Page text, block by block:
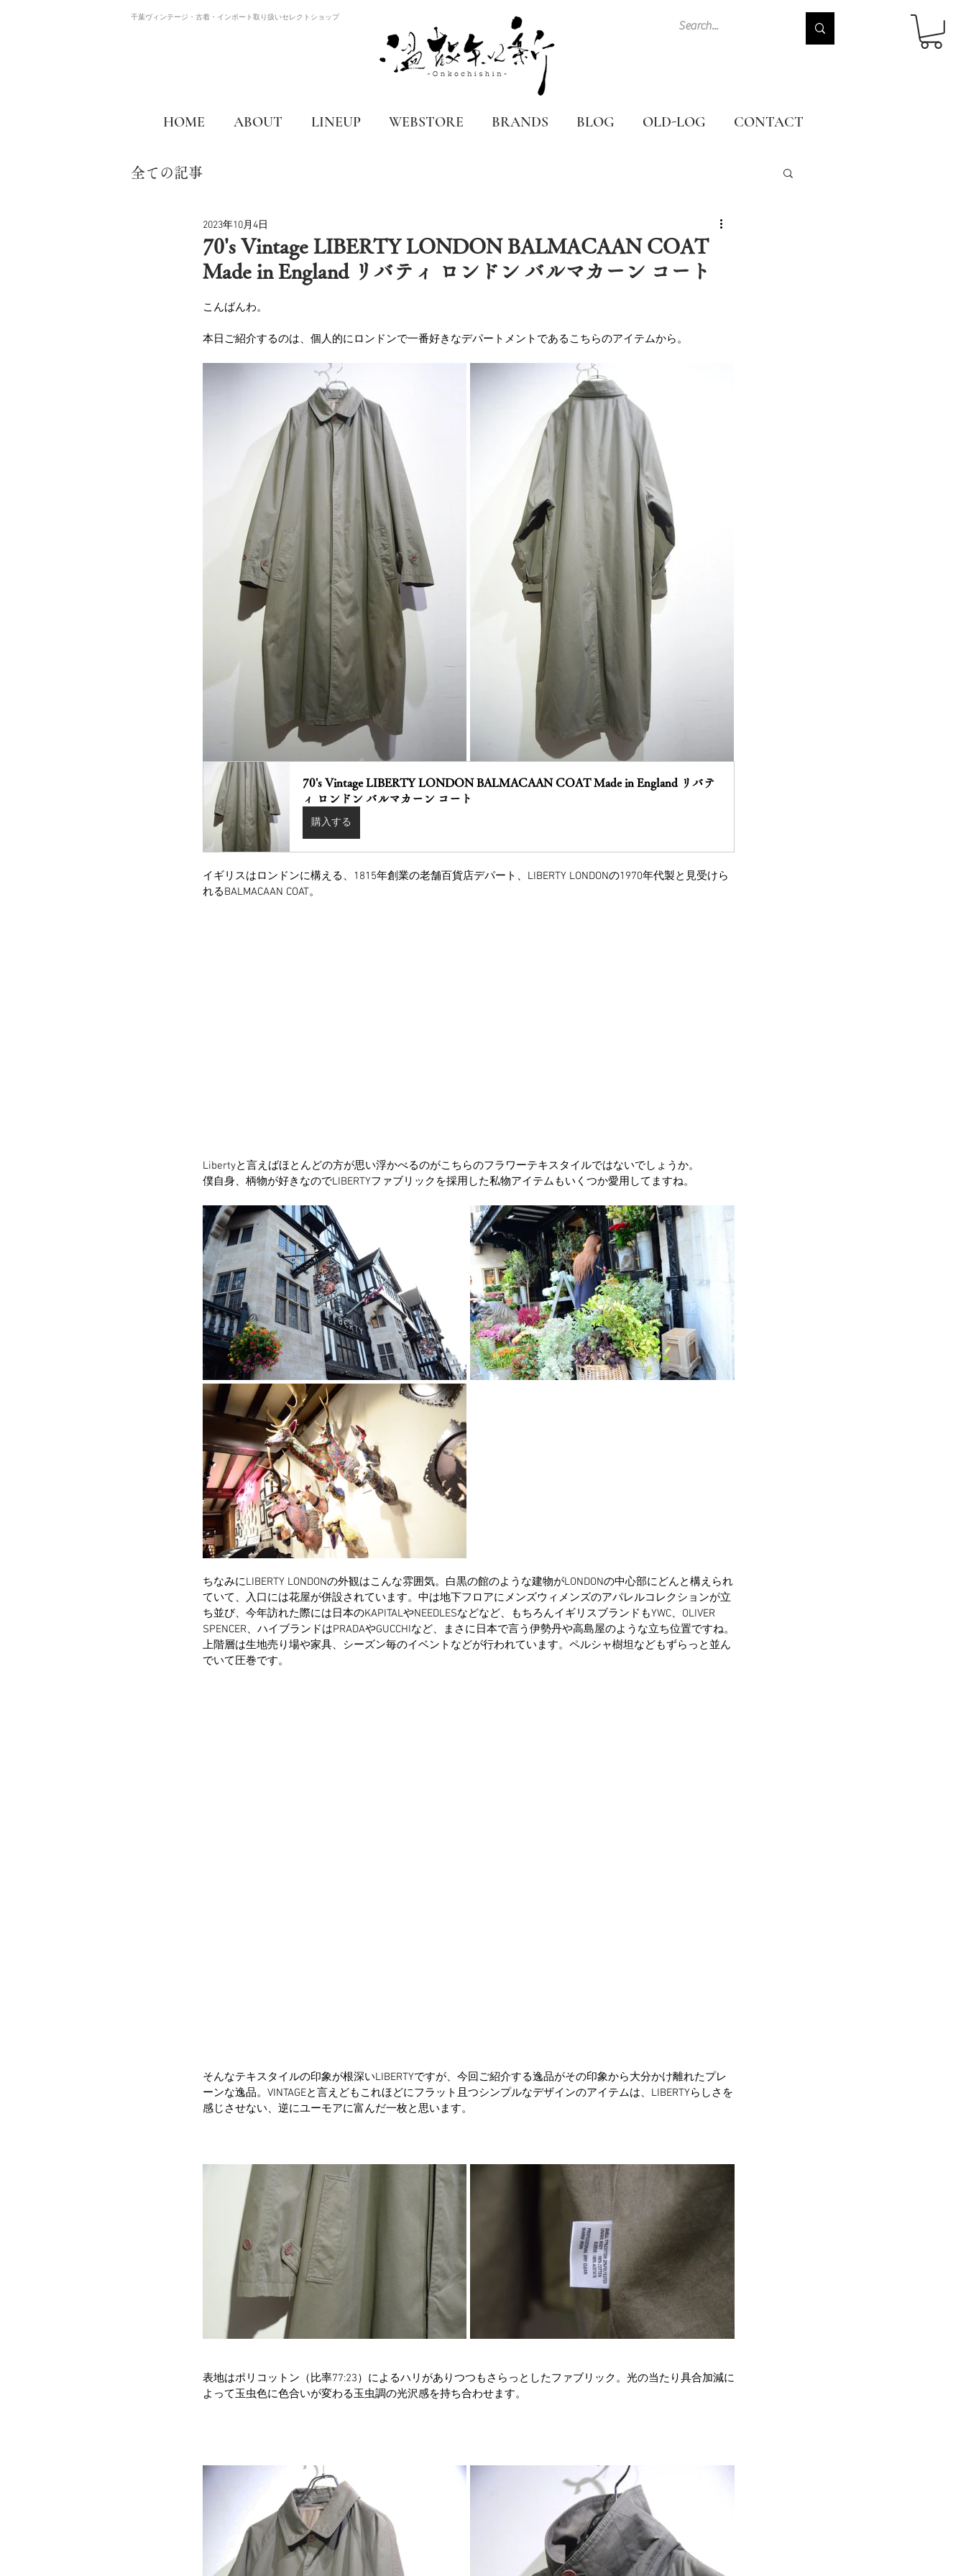
千葉ヴィンテージ・古着・インポート取り扱いセレクトショップ
HOME ABOUT LINEUP WEBSTORE BRANDS BLOG OLD-LOG CONTACT
全ての記事
70's Vintage LIBERTY LONDON BALMACAAN COAT
Made in England リバティ ロンドン バルマカーン コート
2023年10月4日
こんばんわ。
本日ご紹介するのは、個人的にロンドンで一番好きなデパートメントであるこちらのアイテムから。
70's Vintage LIBERTY LONDON BALMACAAN COAT Made in England リバテ
ィ ロンドン バルマカーン コート
購入する
イギリスはロンドンに構える、1815年創業の老舗百貨店デパート、LIBERTY LONDONの1970年代製と見受けら
れるBALMACAAN COAT。
Libertyと言えばほとんどの方が思い浮かべるのがこちらのフラワーテキスタイルではないでしょうか。
僕自身、柄物が好きなのでLIBERTYファブリックを採用した私物アイテムもいくつか愛用してますね。
ちなみにLIBERTY LONDONの外観はこんな雰囲気。白黒の館のような建物がLONDONの中心部にどんと構えられ
ていて、入口には花屋が併設されています。中は地下フロアにメンズウィメンズのアパレルコレクションが立
ち並び、今年訪れた際には日本のKAPITALやNEEDLESなどなど、もちろんイギリスブランドもYWC、OLIVER
SPENCER、ハイブランドはPRADAやGUCCHIなど、まさに日本で言う伊勢丹や高島屋のような立ち位置ですね。
上階層は生地売り場や家具、シーズン毎のイベントなどが行われています。ペルシャ樹坦などもずらっと並ん
でいて圧巻です。
そんなテキスタイルの印象が根深いLIBERTYですが、今回ご紹介する逸品がその印象から大分かけ離れたプレ
ーンな逸品。VINTAGEと言えどもこれほどにフラット且つシンプルなデザインのアイテムは、LIBERTYらしさを
感じさせない、逆にユーモアに富んだ一枚と思います。
表地はポリコットン（比率77:23）によるハリがありつつもさらっとしたファブリック。光の当たり具合加減に
よって玉虫色に色合いが変わる玉虫調の光沢感を持ち合わせます。